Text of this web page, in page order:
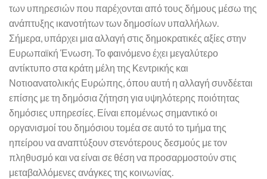
των υπηρεσιών που παρέχονται από τους δήμους μέσω της
ανάπτυξης ικανοτήτων των δημοσίων υπαλλήλων.
Σήμερα, υπάρχει μια αλλαγή στις δημοκρατικές αξίες στην
Ευρωπαϊκή Ένωση. Το φαινόμενο έχει μεγαλύτερο
αντίκτυπο στα κράτη μέλη της Κεντρικής και
Νοτιοανατολικής Ευρώπης, όπου αυτή η αλλαγή συνδέεται
επίσης με τη δημόσια ζήτηση για υψηλότερης ποιότητας
δημόσιες υπηρεσίες. Είναι επομένως σημαντικό οι
οργανισμοί του δημόσιου τομέα σε αυτό το τμήμα της
ηπείρου να αναπτύξουν στενότερους δεσμούς με τον
πληθυσμό και να είναι σε θέση να προσαρμοστούν στις
μεταβαλλόμενες ανάγκες της κοινωνίας.